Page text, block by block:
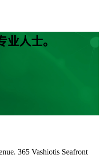
人士。
365 Vashiotis Seafront